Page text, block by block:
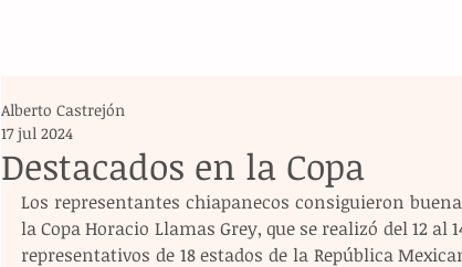
Destacados en la Copa
Alberto Castrejón
17 jul 2024
Los representantes chiapanecos consiguieron
la Copa Horacio Llamas Grey, que se realizó del 12 al
representativos de 18 estados de la República